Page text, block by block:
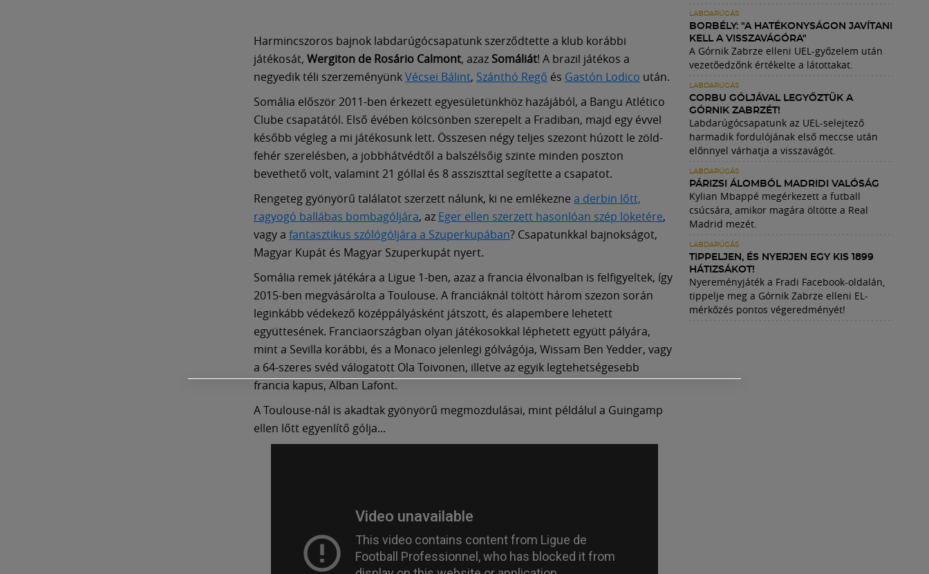
Harmincszoros bajnok labdarúgócsapatunk szerződtette a klub korábbi
játékosát, Wergiton de Rosário Calmont, azaz Somáliát! A brazil játékos a
negyedik téli szerzeményünkVécsei Bálint, Szánthó Regő és Gastón Lodico után.
Somália először 2011-ben érkezett egyesületünkhöz hazájából, a Bangu Atlético
Clube csapatától. Első évében kölcsönben szerepelt a Fradiban, majd egy évvel
később végleg a mi játékosunk lett. Összesen négy teljes szezont húzott le zöld-
fehér szerelésben, a jobbhátvédtől a balszélsőig szinte minden poszton
bevethető volt, valamint 21 góllal és 8 assziszttal segítette a csapatot.
Rengeteg gyönyörű találatot szerzett nálunk, ki ne emlékezne a derbin lőtt,
ragyogó ballábas bombagóljára, az Eger ellen szerzett hasonlóan szép löketére,
vagy a fantasztikus szólógóljára a Szuperkupában? Csapatunkkal bajnokságot,
Magyar Kupát és Magyar Szuperkupát nyert.
Somália remek játékára a Ligue 1-ben, azaz a francia élvonalban is felfigyeltek, így
2015-ben megvásárolta a Toulouse. A franciáknál töltött három szezon során
leginkább védekező középpályásként játszott, és alapembere lehetett
együttesének. Franciaországban olyan játékosokkal léphetett együtt pályára,
mint a Sevilla korábbi, és a Monaco jelenlegi gólvágója, Wissam Ben Yedder, vagy
a 64-szeres svéd válogatott Ola Toivonen, illetve az egyik legtehetségesebb
francia kapus, Alban Lafont.
A Toulouse-nál is akadtak gyönyörű megmozdulásai, mint példálul a Guingamp
ellen lőtt egyenlítő gólja...
LABDARÚGÁS
BORBÉLY: "A HATÉKONYSÁGON JAVÍTANI
KELL A VISSZAVÁGÓRA"
A Górnik Zabrze elleni UEL-győzelem után
vezetőedzőnk értékelte a látottakat.
LABDARÚGÁS
CORBU GÓLJÁVAL LEGYŐZTÜK A
GÓRNIK ZABRZÉT!
Labdarúgócsapatunk az UEL-selejtező
harmadik fordulójának első meccse után
előnnyel várhatja a visszavágót.
LABDARÚGÁS
PÁRIZSI ÁLOMBÓL MADRIDI VALÓSÁG
Kylian Mbappé megérkezett a futball
csúcsára, amikor magára öltötte a Real
Madrid mezét.
LABDARÚGÁS
TIPPELJEN, ÉS NYERJEN EGY KIS 1899
HÁTIZSÁKOT!
Nyereményjáték a Fradi Facebook-oldalán,
tippelje meg a Górnik Zabrze elleni EL-
mérkőzés pontos végeredményét!